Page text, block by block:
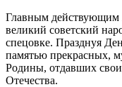
Главным
великий советский
спецовке. Празднуя
памятью прекрасных,
Родины, отдавших
Отечества.